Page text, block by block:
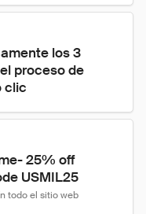
los 3
proceso de
clic
25% off
USMIL25
todo el sitio web